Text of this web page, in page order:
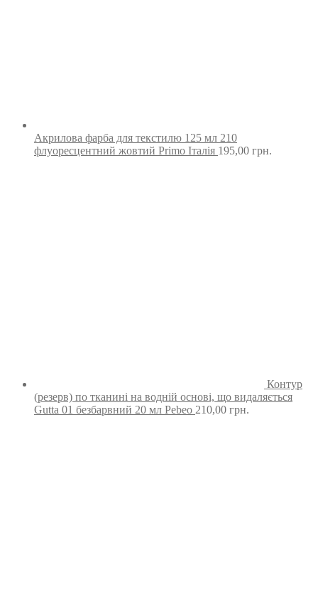
Акрилова фарба для текстилю 125 мл 210
флуоресцентний жовтий Primo Італія 195,00 грн.
Контур
(резерв) по тканині на водній основі, що видаляється
Gutta 01 безбарвний 20 мл Pebeo 210,00 грн.